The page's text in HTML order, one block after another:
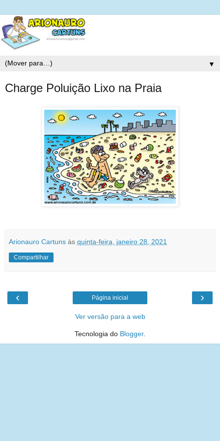
▼
Charge Poluição Lixo na Praia
Arionauro Cartuns às quinta-feira, janeiro 28, 2021
Compartilhar
‹ ›
Página inicial
Ver versão para a web
Tecnologia do Blogger.